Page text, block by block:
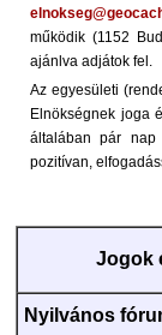
működik (1152
ajánlva adjátok fel.
Az egyesületi
Elnökségnek joga
általában pár nap
pozitívan,
Jogok
Nyilvános